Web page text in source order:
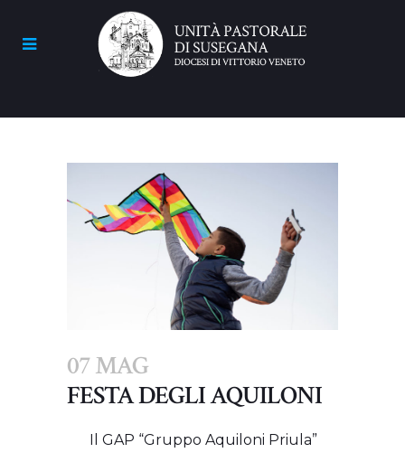
07 MAG
FESTA DEGLI AQUILONI
Il GAP “Gruppo Aquiloni Priula”